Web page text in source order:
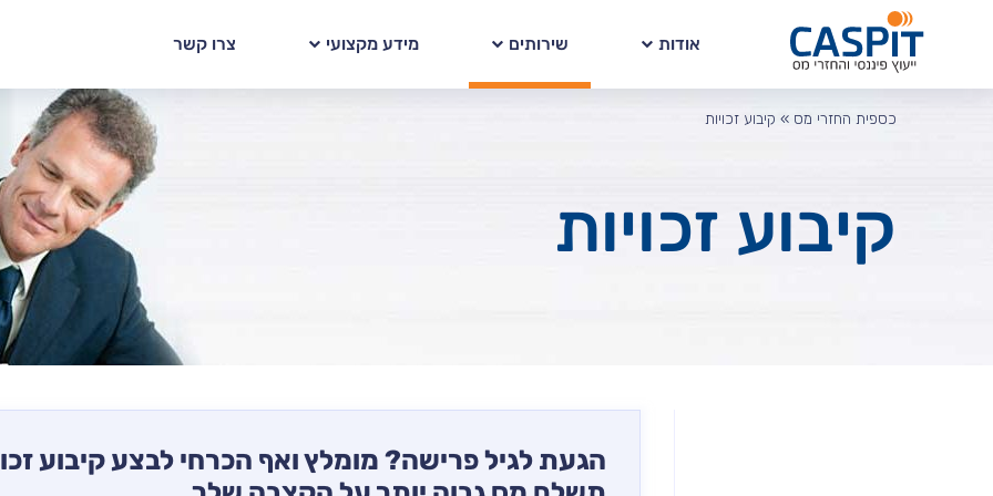
אודות שירותים מידע מקצועי צרו קשר
כספית החזרי מס » קיבוע זכויות
קיבוע זכויות
הגעת לגיל פרישה? מומלץ ואף הכרחי לבצע קיבוע